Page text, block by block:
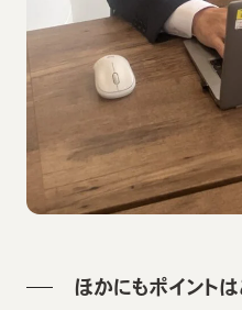
ほかにもポイントは